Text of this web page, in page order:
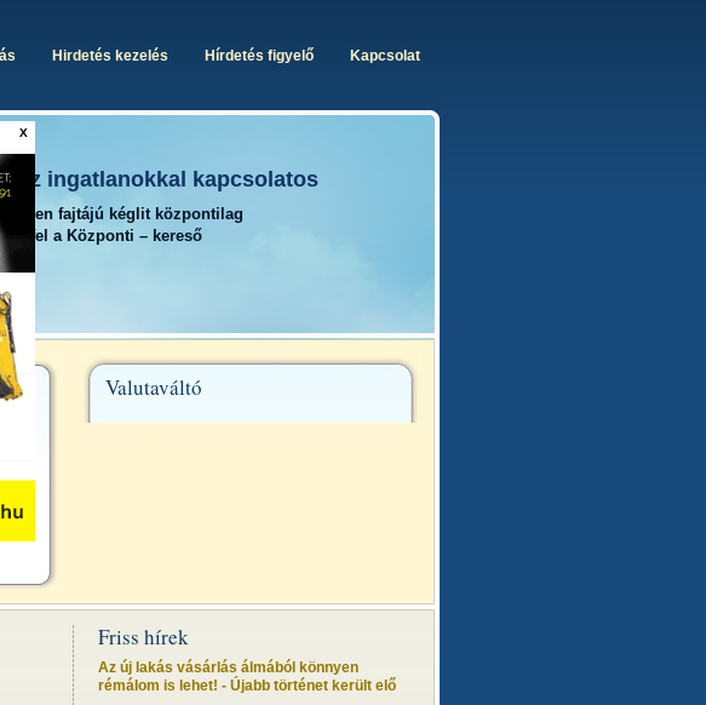
Hirdetés kezelés Hírdetés figyelő Kapcsolat
az ingatlanokkal kapcsolatos
fajtájú kéglit központilag
fel a Központi – kereső
X
Valutaváltó
Friss hírek
Az új lakás vásárlás álmából könnyen
rémálom is lehet! - Újabb történet került elő